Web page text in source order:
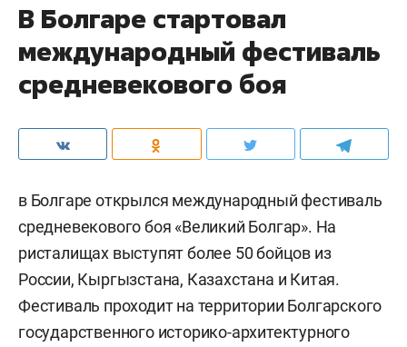
В Болгаре стартовал
международный фестиваль
средневекового боя
в Болгаре открылся международный фестиваль
средневекового боя «Великий Болгар». На
ристалищах выступят более 50 бойцов из
России, Кыргызстана, Казахстана и Китая.
Фестиваль проходит на территории Болгарского
государственного историко-архитектурного